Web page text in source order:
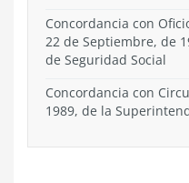
Concordancia con
22 de Septiembre, de
de Seguridad Social
Concordancia con
1989, de la